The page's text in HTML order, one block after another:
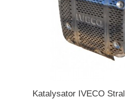
Katalysator IVECO